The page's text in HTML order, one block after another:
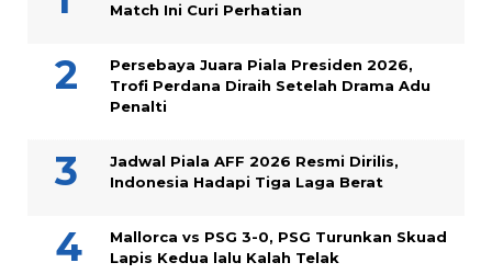
Match Ini Curi Perhatian
Persebaya Juara Piala Presiden 2026,
Trofi Perdana Diraih Setelah Drama Adu
Penalti
Jadwal Piala AFF 2026 Resmi Dirilis,
Indonesia Hadapi Tiga Laga Berat
Mallorca vs PSG 3-0, PSG Turunkan Skuad
Lapis Kedua lalu Kalah Telak